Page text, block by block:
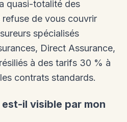
quasi-totalité des
refuse de vous couvrir
spécialisés
Direct Assurance,
à des tarifs 30 % à
contrats standards.
il visible par mon